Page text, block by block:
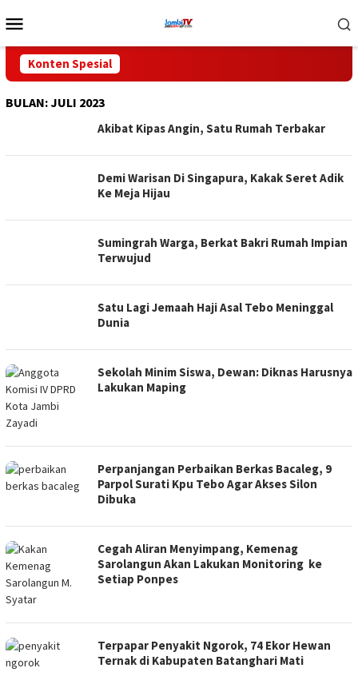
ke
Mobile
Konten Spesial
BULAN:JULI 2023
Akibat Kipas Angin, Satu Rumah Terbakar
Demi Warisan Di Singapura, Kakak Seret Adik
Ke Meja Hijau
Sumingrah Warga, Berkat Bakri Rumah Impian
Terwujud
Satu Lagi Jemaah Haji Asal Tebo Meninggal
Dunia
Sekolah Minim Siswa, Dewan: Diknas Harusnya
Lakukan Maping
Perpanjangan Perbaikan Berkas Bacaleg, 9
Parpol Surati Kpu Tebo Agar Akses Silon
Dibuka
Cegah Aliran Menyimpang, Kemenag
Sarolangun Akan Lakukan Monitoring ke
Setiap Ponpes
Terpapar Penyakit Ngorok, 74 Ekor Hewan
Ternak di Kabupaten Batanghari Mati